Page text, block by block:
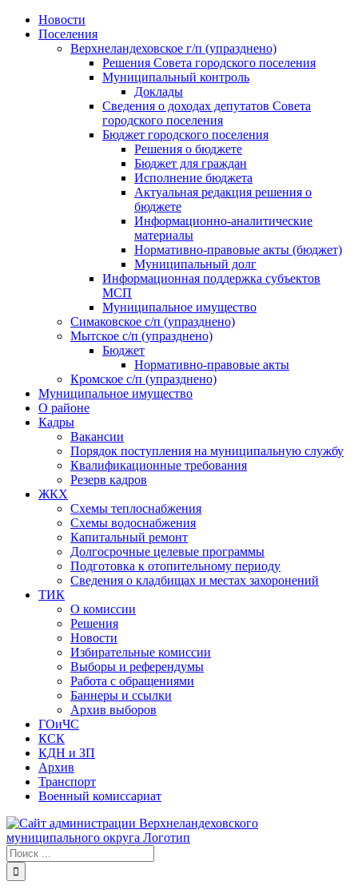
Skip
Новости
Поселения
Верхнеландеховское г/п (упразднено)
Решения Совета городского поселения
Муниципальный контроль
Доклады
Сведения о доходах депутатов Совета
городского поселения
Бюджет городского поселения
Решения о бюджете
Бюджет для граждан
Исполнение бюджета
Актуальная редакция решения о
бюджете
Информационно-аналитические
материалы
Нормативно-правовые акты (бюджет)
Муниципальный долг
Информационная поддержка субъектов
МСП
Муниципальное имущество
Симаковское с/п (упразднено)
Мытское с/п (упразднено)
Бюджет
Нормативно-правовые акты
Кромское с/п (упразднено)
Муниципальное имущество
О районе
Кадры
Вакансии
Порядок поступления на муниципальную службу
Квалификационные требования
Резерв кадров
ЖКХ
Схемы теплоснабжения
Схемы водоснабжения
Капитальный ремонт
Долгосрочные целевые программы
Подготовка к отопительному периоду
Сведения о кладбищах и местах захоронений
ТИК
О комиссии
Решения
Новости
Избирательные комиссии
Выборы и референдумы
Работа с обращениями
Баннеры и ссылки
Архив выборов
ГОиЧС
КСК
КДН и ЗП
Архив
Транспорт
Военный комиссариат
Результат
поиска: